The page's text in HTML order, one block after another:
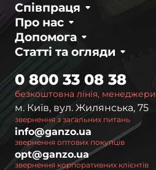
Про нас
Співпраця
Статті та огляди
Допомога
безкоштовна лінія, менеджери
0 800 33 08 38
м. Київ, вул. Жилянська, 75
звернення з загальних питань
info@ganzo.ua
звернення оптових покупців
opt@ganzo.ua
звернення корпоративних клієнтів